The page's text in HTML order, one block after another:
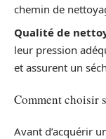
chemin de
Qualité de
leur pression
et assurent un
Comment choisir
Avant d’acquérir